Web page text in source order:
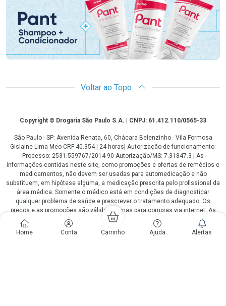
Home Conta Carrinho Ajuda Alertas
Voltar ao Topo
CopyrightCopyright © Drogaria São Paulo S.A. | CNPJ: 61.412.110/0565-33
São Paulo - SP: Avenida Renata, 60, Chácara Belenzinho - Vila Formosa
Gislaine Lima Meo CRF 40.354 | 24 horas| Autorização de funcionamento:
Processo: 2531.559767/2014-90 Autorização/MS: 7.31847.3 | As
informações contidas neste site, como promoções e ofertas de remédios e
medicamentos, não devem ser usadas para automedicação e não
substituem, em hipótese alguma, a medicação prescrita pelo profissional da
área médica. Somente o médico está em condições de diagnosticar
qualquer problema de saúde e prescrever o tratamento adequado. Os
preços e as promoções são válidos apenas para compras via internet. As
fotos contidas em nosso site são meramente ilustrativas. *Preços e
disponibilidade sujeitos a alterações no decorrer do dia. Antibióticos e
antimicrobianos vendas apenas em lojas físicas ou televendas. Portaria nº